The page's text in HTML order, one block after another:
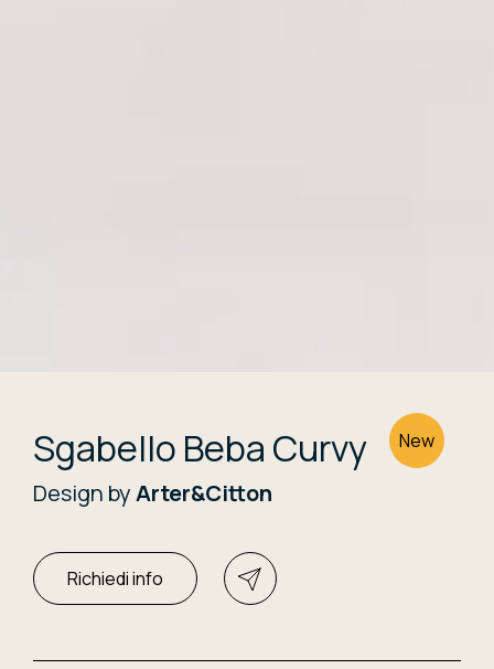
Sgabello Beba Curvy New
Design byArter&Citton
Richiedi info